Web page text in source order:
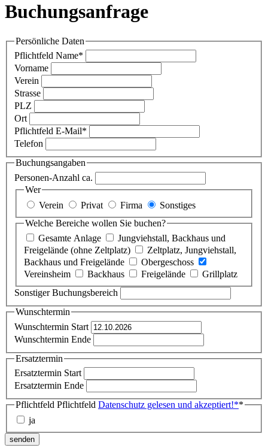
Buchungsanfrage
Persönliche Daten
Pflichtfeld Name*
Vorname
Verein
Strasse
PLZ
Ort
Pflichtfeld E-Mail*
Telefon
Buchungsangaben
Personen-Anzahl ca.
Wer
Verein
Privat Firma
Sonstiges
Welche Bereiche wollen Sie buchen?
Gesamte Anlage
Jungviehstall, Backhaus und
Freigelände (ohne Zeltplatz)
Zeltplatz, Jungviehstall,
Backhaus und Freigelände
Obergeschoss
Vereinsheim
Backhaus Freigelände
Grillplatz
Sonstiger Buchungsbereich
Wunschtermin
Wunschtermin Start
Wunschtermin Ende
Ersatztermin
Ersatztermin Start
Ersatztermin Ende
Pflichtfeld Pflichtfeld Datenschutz gelesen und akzeptiert!**
ja
senden